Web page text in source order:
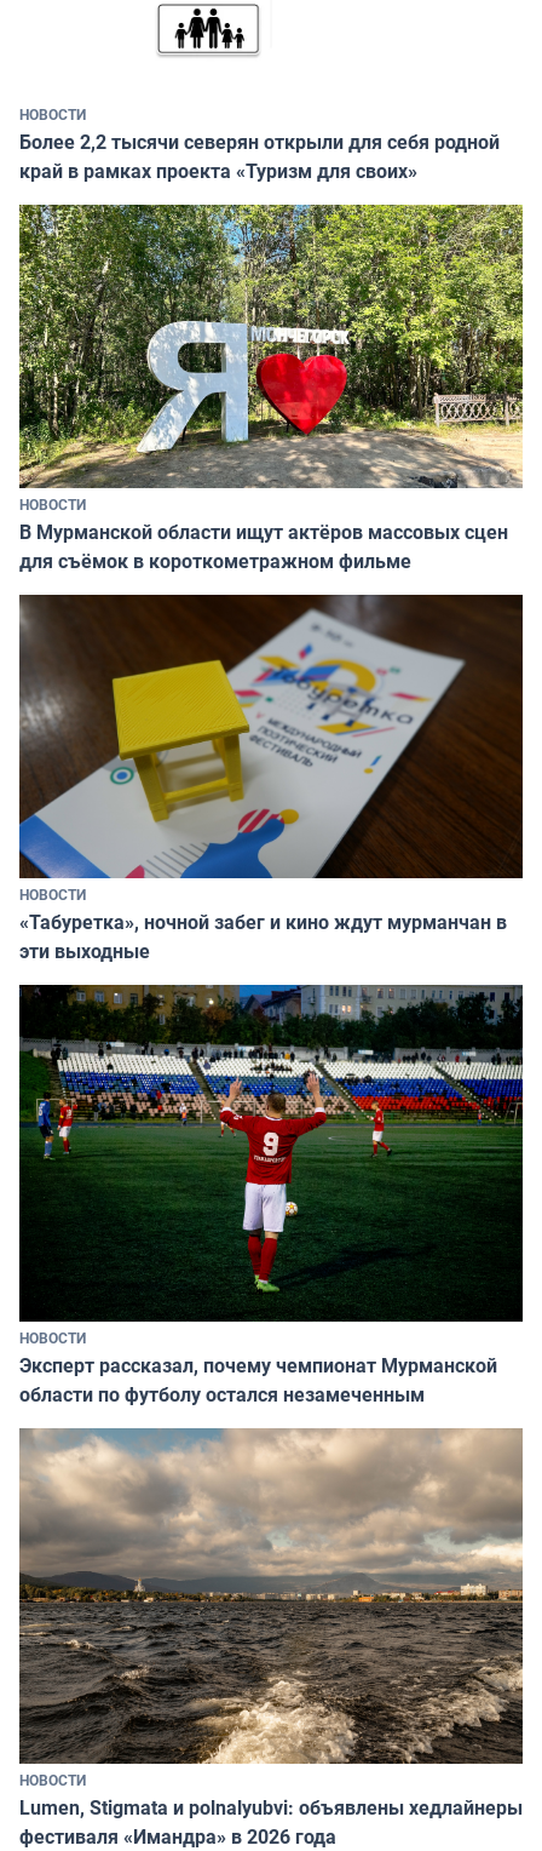
НОВОСТИ
Более 2,2 тысячи северян открыли для себя родной
край в рамках проекта «Туризм для своих»
НОВОСТИ
В Мурманской области ищут актёров массовых сцен
для съёмок в короткометражном фильме
НОВОСТИ
«Табуретка», ночной забег и кино ждут мурманчан в
эти выходные
НОВОСТИ
Эксперт рассказал, почему чемпионат Мурманской
области по футболу остался незамеченным
НОВОСТИ
Lumen, Stigmata и polnalyubvi: объявлены хедлайнеры
фестиваля «Имандра» в 2026 года